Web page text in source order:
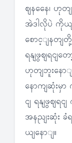
ဈနနေေ၊ ဟုတ
အဲဒါလိုပဲ ကိုယ
စောင့ျနတျ
ရနျဖွဈရငျ
ဟုတျဘူးနော
နောကျဆုံးမှ
ငျ ရနျဖွဈ
အနညျးဆုံး ခံ
ယျနောျ။